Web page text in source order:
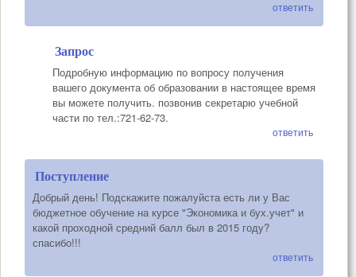
ответить
Запрос
Подробную информацию по вопросу получения
вашего документа об образовании в настоящее время
вы можете получить. позвонив секретарю учебной
части по тел.:721-62-73.
ответить
Поступление
Добрый день! Подскажите пожалуйста есть ли у Вас
бюджетное обучение на курсе "Экономика и бух.учет" и
какой проходной средний балл был в 2015 году?
спасибо!!!
ответить